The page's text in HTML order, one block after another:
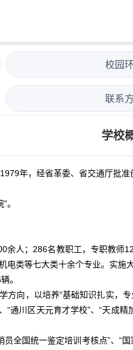
校园
联系
学校
，经省革委、省交通厅批准创
。
人；286名教职工，专职教师
电类等七大类十余个专业。实
。
方向，以培养“基础知识扎实，
“通川区天元育才学校”、“天
全国统一鉴定培训考核点”、“